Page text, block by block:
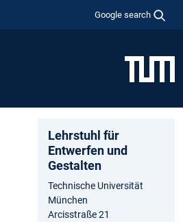
Google search
Lehrstuhl für
Entwerfen und
Gestalten
Technische Universität
München
Arcisstraße 21